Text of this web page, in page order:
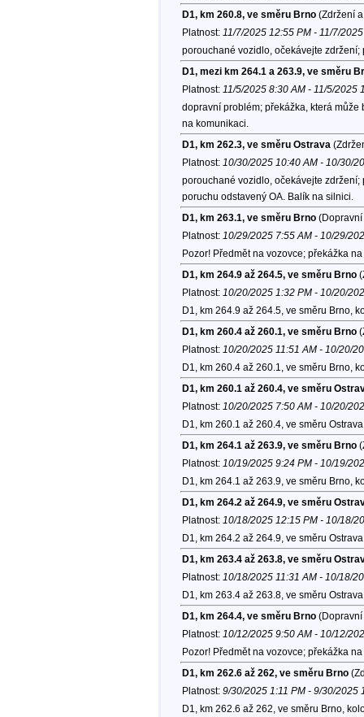
D1, km 260.8, ve směru Brno(Zdržení
Platnost: 11/7/2025 12:55 PM - 11/7/
porouchané vozidlo, očekávejte
D1, mezi km 264.1 a 263.9, ve směru
Platnost: 11/5/2025 8:30 AM - 11/5/2025
dopravní problém; překážka, která
na komunikaci.
D1, km 262.3, ve směru Ostrava
Platnost: 10/30/2025 10:40 AM - 10/30/
porouchané vozidlo, očekávejte
poruchu odstavený OA. Balík na silnici.
D1, km 263.1, ve směru Brno(Dopravní
Platnost: 10/29/2025 7:55 AM - 10/29/
Pozor! Předmět na vozovce; překážka
D1, km 264.9 až 264.5, ve směru Brno
Platnost: 10/20/2025 1:32 PM - 10/20/
D1, km 264.9 až 264.5, ve směru Brno,
D1, km 260.4 až 260.1, ve směru Brno
Platnost: 10/20/2025 11:51 AM - 10/20/
D1, km 260.4 až 260.1, ve směru Brno,
D1, km 260.1 až 260.4, ve směru
Platnost: 10/20/2025 7:50 AM - 10/20/
D1, km 260.1 až 260.4, ve směru
D1, km 264.1 až 263.9, ve směru Brno
Platnost: 10/19/2025 9:24 PM - 10/19/
D1, km 264.1 až 263.9, ve směru Brno,
D1, km 264.2 až 264.9, ve směru
Platnost: 10/18/2025 12:15 PM - 10/18/
D1, km 264.2 až 264.9, ve směru
D1, km 263.4 až 263.8, ve směru
Platnost: 10/18/2025 11:31 AM - 10/18/
D1, km 263.4 až 263.8, ve směru
D1, km 264.4, ve směru Brno(Dopravní
Platnost: 10/12/2025 9:50 AM - 10/12/
Pozor! Předmět na vozovce; překážka
D1, km 262.6 až 262, ve směru Brno
Platnost: 9/30/2025 1:11 PM - 9/30/2025
D1, km 262.6 až 262, ve směru Brno,